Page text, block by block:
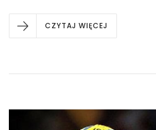
CZYTAJ WIĘCEJ